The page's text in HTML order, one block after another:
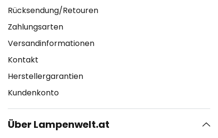
Rücksendung/Retouren
Zahlungsarten
Versandinformationen
Kontakt
Herstellergarantien
Kundenkonto
Über Lampenwelt.at